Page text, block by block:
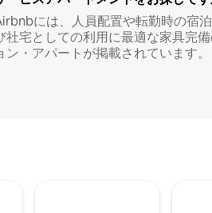
には、人員配置や転勤時の宿
社宅としての利用に最適な家具完
ン・アパートが掲載されています。